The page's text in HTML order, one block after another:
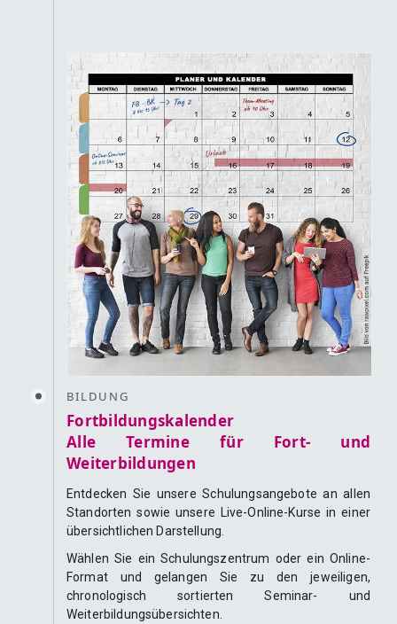
BILDUNG
Fortbildungskalender
Alle Termine für Fort- und
Weiterbildungen
Entdecken Sie unsere Schulungsangebote an allen
Standorten sowie unsere Live-Online-Kurse in einer
übersichtlichen Darstellung.
Wählen Sie ein Schulungszentrum oder ein Online-
Format und gelangen Sie zu den jeweiligen,
chronologisch sortierten Seminar- und
Weiterbildungsübersichten.